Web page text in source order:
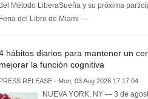
Método LiberaSueña y su próxima
Feria del Libro de Miami —
hábitos diarios para mantener un
mejorar la función cognitiva
PRESS RELEASE - Mon, 03 Aug 2026 17:17:04
NUEVA YORK, NY — 3 de